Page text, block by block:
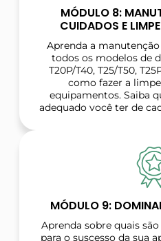
MÓDULO 8:
CUIDADOS E
Aprenda a
todos os modelos de
T20P/T40, T25/T50,
como fazer a
equipamentos. Saiba
adequado você ter de
MÓDULO 9:
Aprenda sobre quais
para o suscesso da sua